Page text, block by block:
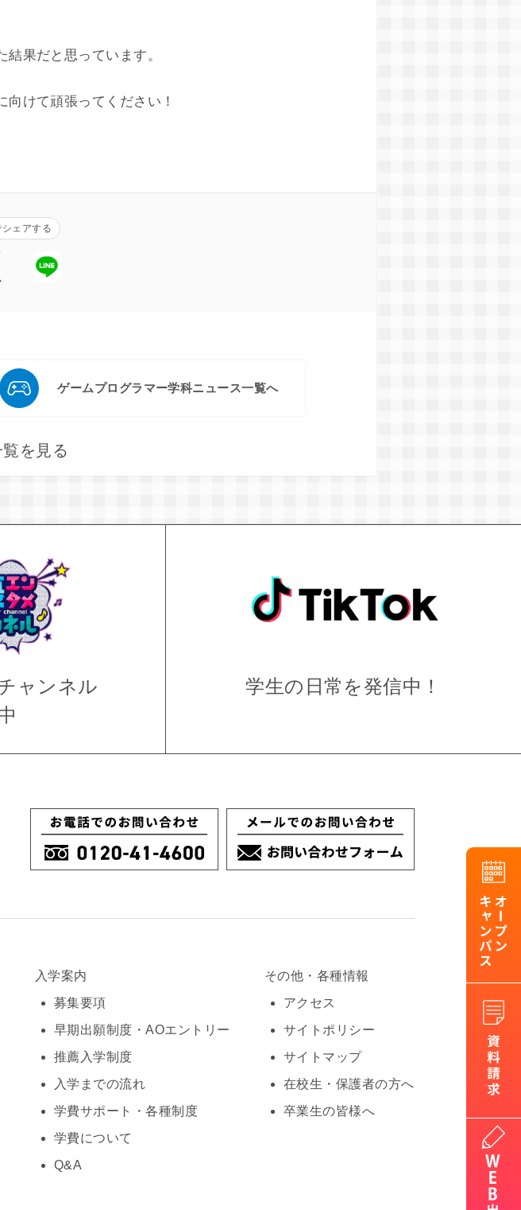
果だと思っています。
けて頑張ってください！
ェアする
ゲームプログラマー学科ニュース一覧へ
を見る
ャンネル
学生の日常を発信中！
入学案内
募集要項
早期出願制度・AOエントリー
推薦入学制度
入学までの流れ
学費サポート・各種制度
学費について
Q&A
その他・各種情報
アクセス
サイトポリシー
サイトマップ
在校生・保護者の方へ
卒業生の皆様へ